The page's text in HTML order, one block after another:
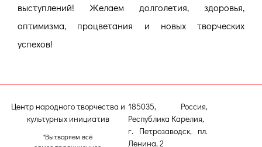
выступлений! Желаем долголетия, здоровья,
оптимизма, процветания и новых творческих
успехов!
Центр народного творчества и
культурных инициатив
"Вытворяем всё
185035, Россия,
Республика Карелия,
г. Петрозаводск, пл.
Ленина, 2